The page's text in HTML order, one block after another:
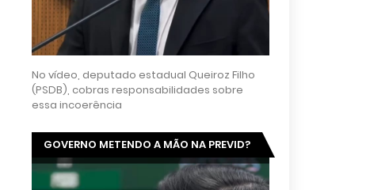
No vídeo, deputado estadual Queiroz Filho
(PSDB), cobras responsabilidades sobre
essa incoerência
GOVERNO METENDO A MÃO NA PREVID?